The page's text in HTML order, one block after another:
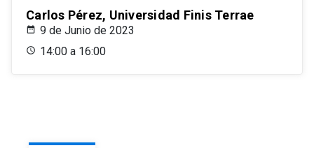
Carlos Pérez, Universidad Finis Terrae
9 de Junio de 2023
14:00 a 16:00